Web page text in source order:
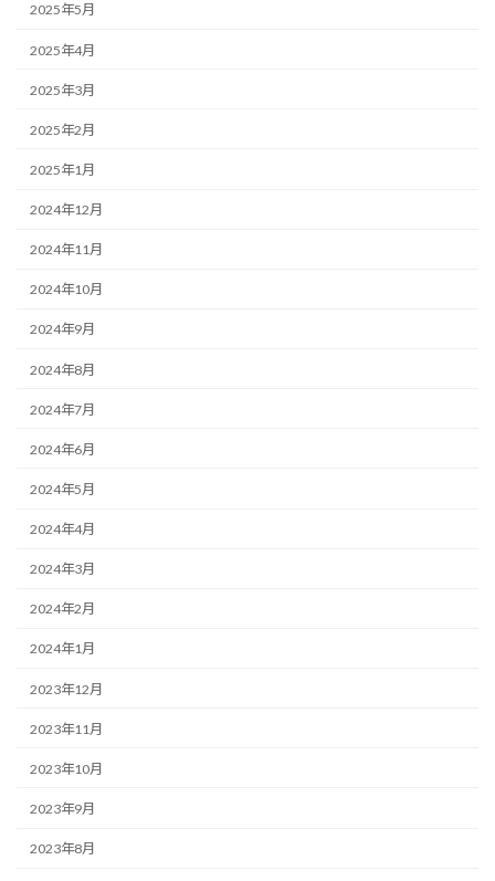
2025年5月
2025年4月
2025年3月
2025年2月
2025年1月
2024年12月
2024年11月
2024年10月
2024年9月
2024年8月
2024年7月
2024年6月
2024年5月
2024年4月
2024年3月
2024年2月
2024年1月
2023年12月
2023年11月
2023年10月
2023年9月
2023年8月